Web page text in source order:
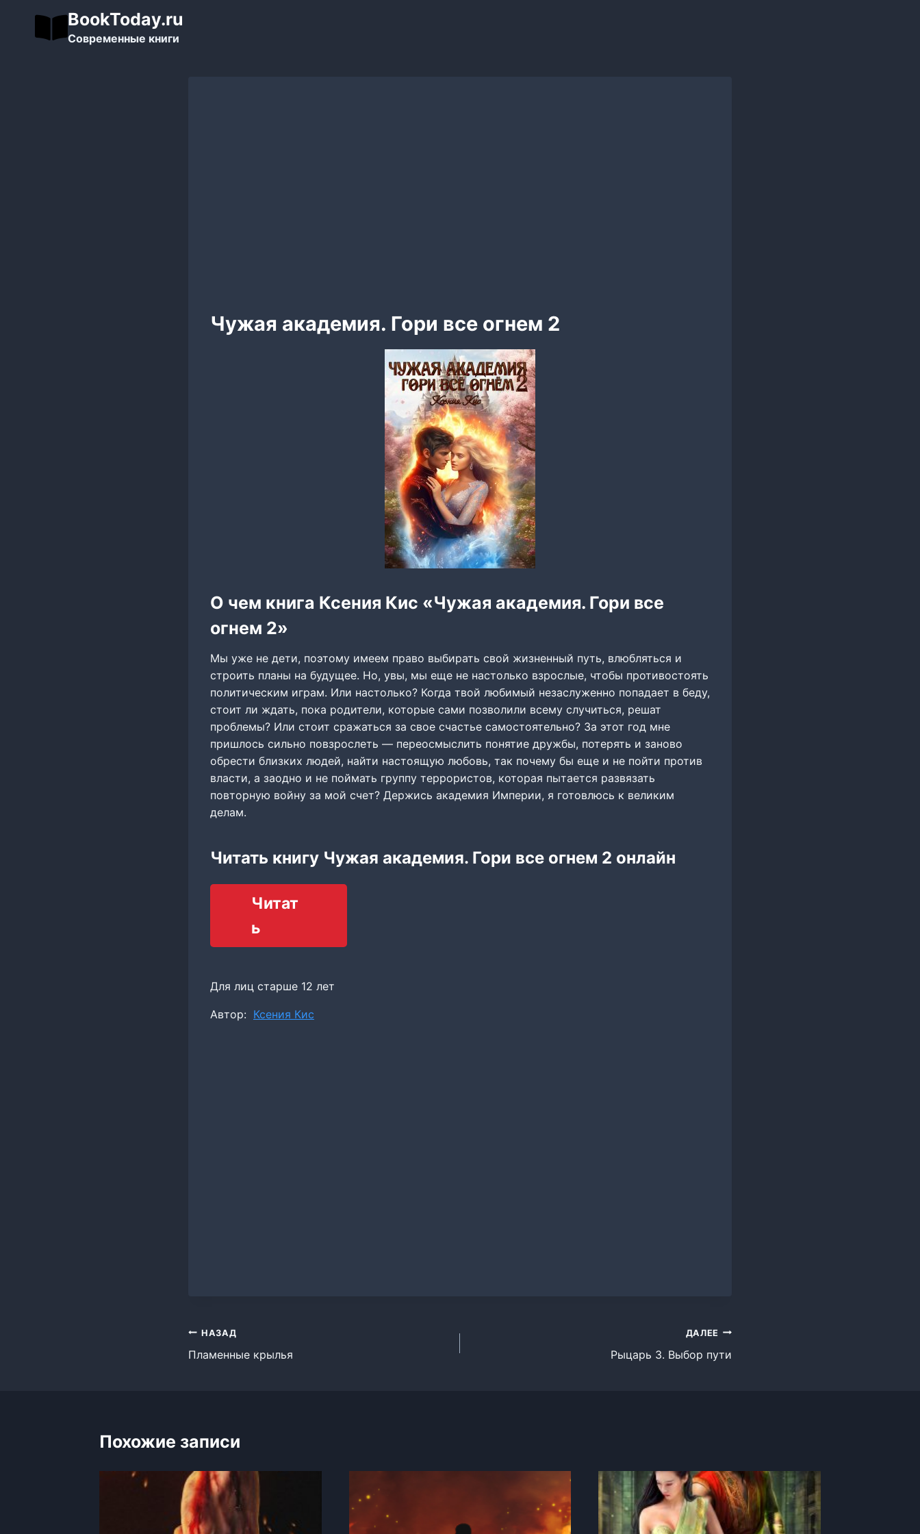
содержимому
BookToday.ru
Современные книги
Чужая академия. Гори все огнем 2
О чем книга Ксения Кис «Чужая академия. Гори все
огнем 2»
Мы уже не дети, поэтому имеем право выбирать свой жизненный путь, влюбляться и
строить планы на будущее. Но, увы, мы еще не настолько взрослые, чтобы противостоять
политическим играм. Или настолько? Когда твой любимый незаслуженно попадает в беду,
стоит ли ждать, пока родители, которые сами позволили всему случиться, решат
проблемы? Или стоит сражаться за свое счастье самостоятельно? За этот год мне
пришлось сильно повзрослеть — переосмыслить понятие дружбы, потерять и заново
обрести близких людей, найти настоящую любовь, так почему бы еще и не пойти против
власти, а заодно и не поймать группу террористов, которая пытается развязать
повторную войну за мой счет? Держись академия Империи, я готовлюсь к великим
делам.
Читать книгу Чужая академия. Гори все огнем 2 онлайн
Читат
ь
Для лиц старше 12 лет
Метки
Автор: Ксения Кис
Навигация
по
НАЗАД
Пламенные крылья
ДАЛЕЕ
Рыцарь 3. Выбор пути
Похожие записи